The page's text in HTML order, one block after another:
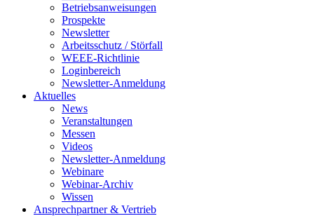
Betriebsanweisungen
Prospekte
Newsletter
Arbeitsschutz / Störfall
WEEE-Richtlinie
Loginbereich
Newsletter-Anmeldung
Aktuelles
News
Veranstaltungen
Messen
Videos
Newsletter-Anmeldung
Webinare
Webinar-Archiv
Wissen
Ansprechpartner & Vertrieb